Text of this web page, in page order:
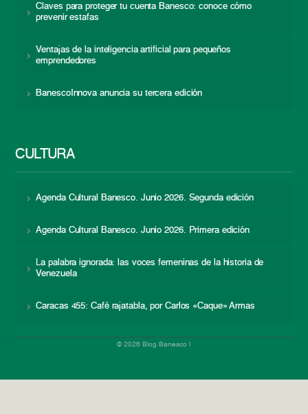
Claves para proteger tu cuenta Banesco: conoce cómo
prevenir estafas
Ventajas de la inteligencia artificial para pequeños
emprendedores
BanescoInnova anuncia su tercera edición
CULTURA
Agenda Cultural Banesco. Junio 2026. Segunda edición
Agenda Cultural Banesco. Junio 2026. Primera edición
La palabra ignorada: las voces femeninas de la historia de
Venezuela
Caracas 455: Café rajatabla, por Carlos «Caque» Armas
© 2026 Blog Banesco |